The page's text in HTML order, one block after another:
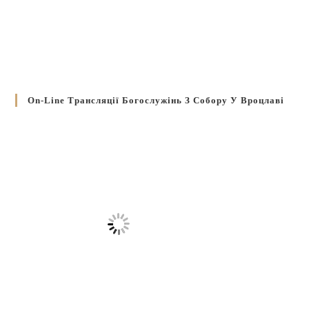
On-Line Трансляції Богослужінь З Собору У Вроцлаві